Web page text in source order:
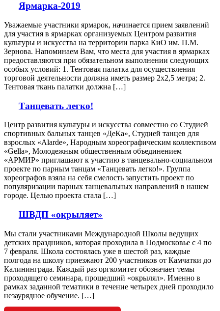
Ярмарка-2019
Уважаемые участники ярмарок, начинается прием заявлений
для участия в ярмарках организуемых Центром развития
культуры и искусства на территории парка КиО им. П.М.
Зернова. Напоминаем Вам, что места для участия в ярмарках
предоставляются при обязательном выполнении следующих
особых условий: 1. Тентовая палатка для осуществления
торговой деятельности должна иметь размер 2х2,5 метра; 2.
Тентовая ткань палатки должна […]
Танцевать легко!
Центр развития культуры и искусства совместно со Студией
спортивных бальных танцев «ДеКа», Студией танцев для
взрослых «Alarde», Народным хореографическим коллективом
«Gella», Молодежным общественным объединением
«АРМИР» приглашают к участию в танцевально-социальном
проекте по парным танцам «Танцевать легко!». Группа
хореографов взяла на себя смелость запустить проект по
популяризации парных танцевальных направлений в нашем
городе. Целью проекта стала […]
ШВДП «окрыляет»
Мы стали участниками Международной Школы ведущих
детских праздников, которая проходила в Подмосковье с 4 по
7 февраля. Школа состоялась уже в шестой раз, каждые
полгода на школу приезжают 200 участников от Камчатки до
Калининграда. Каждый раз оргкомитет обозначает темы
проходящего семинара, прошедший «окрылял». Именно в
рамках заданной тематики в течение четырех дней проходило
незаурядное обучение. […]